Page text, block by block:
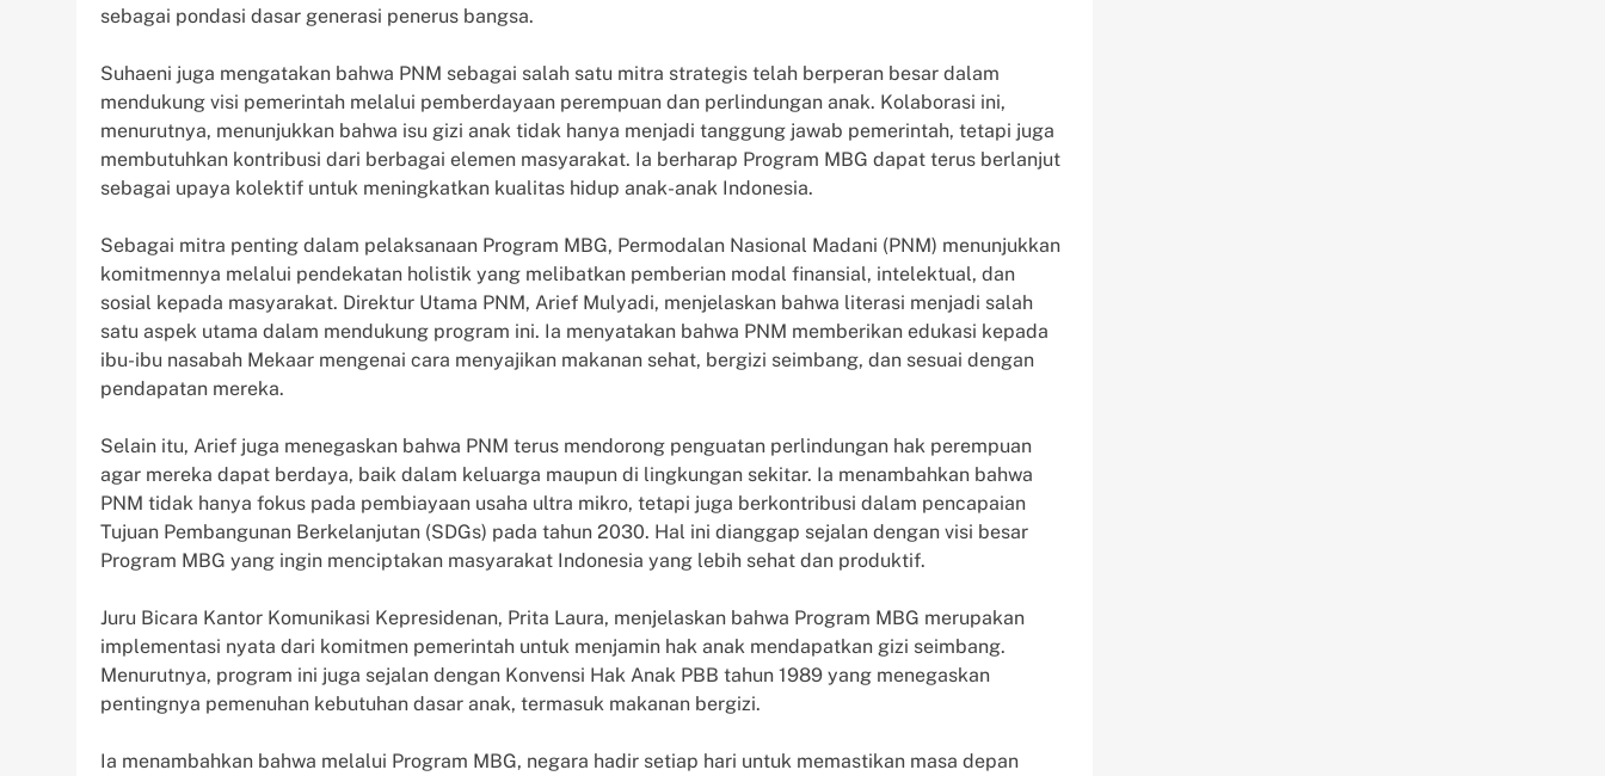
sebagai pondasi dasar generasi penerus bangsa.
Suhaeni juga mengatakan bahwa PNM sebagai salah satu mitra strategis telah berperan besar dalam
mendukung visi pemerintah melalui pemberdayaan perempuan dan perlindungan anak. Kolaborasi ini,
menurutnya, menunjukkan bahwa isu gizi anak tidak hanya menjadi tanggung jawab pemerintah, tetapi juga
membutuhkan kontribusi dari berbagai elemen masyarakat. Ia berharap Program MBG dapat terus berlanjut
sebagai upaya kolektif untuk meningkatkan kualitas hidup anak-anak Indonesia.
Sebagai mitra penting dalam pelaksanaan Program MBG, Permodalan Nasional Madani (PNM) menunjukkan
komitmennya melalui pendekatan holistik yang melibatkan pemberian modal finansial, intelektual, dan
sosial kepada masyarakat. Direktur Utama PNM, Arief Mulyadi, menjelaskan bahwa literasi menjadi salah
satu aspek utama dalam mendukung program ini. Ia menyatakan bahwa PNM memberikan edukasi kepada
ibu-ibu nasabah Mekaar mengenai cara menyajikan makanan sehat, bergizi seimbang, dan sesuai dengan
pendapatan mereka.
Selain itu, Arief juga menegaskan bahwa PNM terus mendorong penguatan perlindungan hak perempuan
agar mereka dapat berdaya, baik dalam keluarga maupun di lingkungan sekitar. Ia menambahkan bahwa
PNM tidak hanya fokus pada pembiayaan usaha ultra mikro, tetapi juga berkontribusi dalam pencapaian
Tujuan Pembangunan Berkelanjutan (SDGs) pada tahun 2030. Hal ini dianggap sejalan dengan visi besar
Program MBG yang ingin menciptakan masyarakat Indonesia yang lebih sehat dan produktif.
Juru Bicara Kantor Komunikasi Kepresidenan, Prita Laura, menjelaskan bahwa Program MBG merupakan
implementasi nyata dari komitmen pemerintah untuk menjamin hak anak mendapatkan gizi seimbang.
Menurutnya, program ini juga sejalan dengan Konvensi Hak Anak PBB tahun 1989 yang menegaskan
pentingnya pemenuhan kebutuhan dasar anak, termasuk makanan bergizi.
Ia menambahkan bahwa melalui Program MBG, negara hadir setiap hari untuk memastikan masa depan